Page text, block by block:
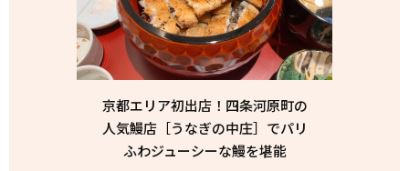
京都エリア初出店！四条河原町の
人気鰻店［うなぎの中庄］でパリ
ふわジューシーな鰻を堪能